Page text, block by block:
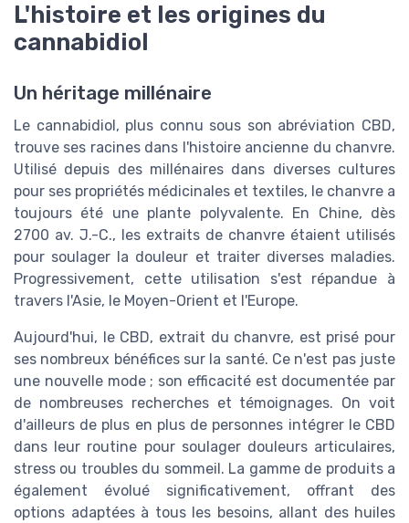
L'histoire et les origines du
cannabidiol
Un héritage millénaire
Le cannabidiol, plus connu sous son abréviation CBD,
trouve ses racines dans l'histoire ancienne du chanvre.
Utilisé depuis des millénaires dans diverses cultures
pour ses propriétés médicinales et textiles, le chanvre a
toujours été une plante polyvalente. En Chine, dès
2700 av. J.-C., les extraits de chanvre étaient utilisés
pour soulager la douleur et traiter diverses maladies.
Progressivement, cette utilisation s'est répandue à
travers l'Asie, le Moyen-Orient et l'Europe.
Aujourd'hui, le CBD, extrait du chanvre, est prisé pour
ses nombreux bénéfices sur la santé. Ce n'est pas juste
une nouvelle mode ; son efficacité est documentée par
de nombreuses recherches et témoignages. On voit
d'ailleurs de plus en plus de personnes intégrer le CBD
dans leur routine pour soulager douleurs articulaires,
stress ou troubles du sommeil. La gamme de produits a
également évolué significativement, offrant des
options adaptées à tous les besoins, allant des huiles